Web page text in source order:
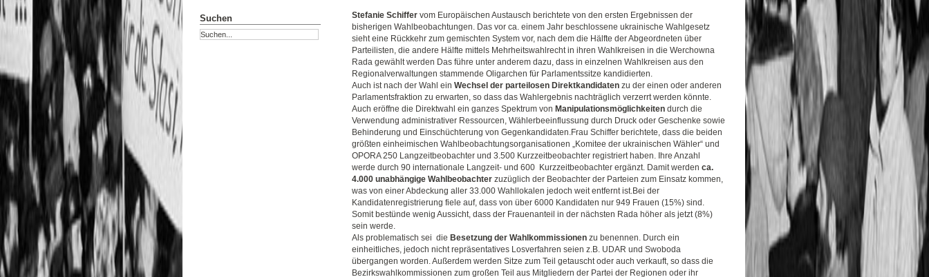
Stefanie Schiffer vom Europäischen Austausch berichtete von den ersten Ergebnissen der
bisherigen Wahlbeobachtungen. Das vor ca. einem Jahr beschlossene ukrainische Wahlgesetz
sieht eine Rückkehr zum gemischten System vor, nach dem die Hälfte der Abgeordneten über
Parteilisten, die andere Hälfte mittels Mehrheitswahlrecht in ihren Wahlkreisen in die Werchowna
Rada gewählt werden Das führe unter anderem dazu, dass in einzelnen Wahlkreisen aus den
Regionalverwaltungen stammende Oligarchen für Parlamentssitze kandidierten.
Auch ist nach der Wahl ein Wechsel der parteilosen Direktkandidaten zu der einen oder anderen
Parlamentsfraktion zu erwarten, so dass das Wahlergebnis nachträglich verzerrt werden könnte.
Auch eröffne die Direktwahl ein ganzes Spektrum von Manipulationsmöglichkeiten durch die
Verwendung administrativer Ressourcen, Wählerbeeinflussung durch Druck oder Geschenke sowie
Behinderung und Einschüchterung von Gegenkandidaten.Frau Schiffer berichtete, dass die beiden
größten einheimischen Wahlbeobachtungsorganisationen „Komitee der ukrainischen Wähler“ und
OPORA 250 Langzeitbeobachter und 3.500 Kurzzeitbeobachter registriert haben. Ihre Anzahl
werde durch 90 internationale Langzeit- und 600 Kurzzeitbeobachter ergänzt. Damit werden ca.
4.000 unabhängige Wahlbeobachter zuzüglich der Beobachter der Parteien zum Einsatz kommen,
was von einer Abdeckung aller 33.000 Wahllokalen jedoch weit entfernt ist.Bei der
Kandidatenregistrierung fiele auf, dass von über 6000 Kandidaten nur 949 Frauen (15%) sind.
Somit bestünde wenig Aussicht, dass der Frauenanteil in der nächsten Rada höher als jetzt (8%)
sein werde.
Als problematisch sei die Besetzung der Wahlkommissionen zu benennen. Durch ein
einheitliches, jedoch nicht repräsentatives Losverfahren seien z.B. UDAR und Swoboda
übergangen worden. Außerdem werden Sitze zum Teil getauscht oder auch verkauft, so dass die
Bezirkswahlkommissionen zum großen Teil aus Mitgliedern der Partei der Regionen oder ihr
Suchen